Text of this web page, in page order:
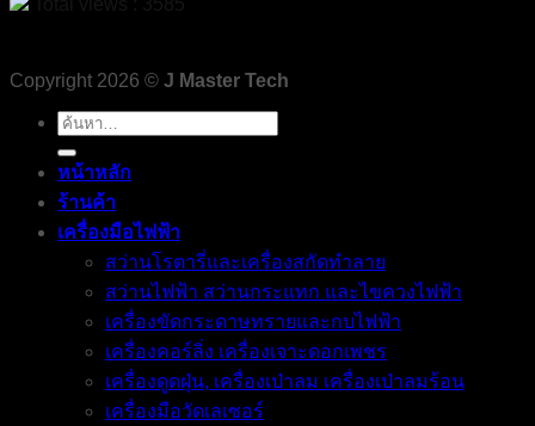
Copyright 2026 © J Master Tech
ค้นหา:
หน้าหลัก
ร้านค้า
เครื่องมือไฟฟ้า
สว่านโรตารี่และเครื่องสกัดทำลาย
สว่านไฟฟ้า สว่านกระแทก และไขควงไฟฟ้า
เครื่องขัดกระดาษทรายและกบไฟฟ้า
เครื่องคอร์ลิ่ง เครื่องเจาะดอกเพชร
เครื่องดูดฝุ่น, เครื่องเป่าลม เครื่องเป่าลมร้อน
เครื่องมือวัดเลเซอร์